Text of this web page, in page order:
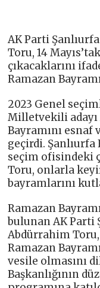
AK Parti
Toru, 14
çıkacaklarını
Ramazan
2023 Genel
Milletvekili adayı
Bayramını
geçirdi.
seçim ofisindeki
Toru, onlarla
bayramlarını
Ramazan
bulunan AK Parti
Abdürrahim
Ramazan
vesile olmasını
Başkanlığının